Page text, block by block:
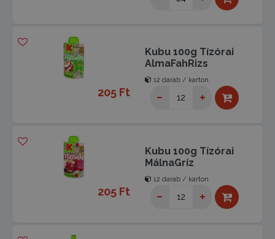
Kubu 100g Tízórai
AlmaFahRizs
12 darab / karton
205 Ft
Kubu 100g Tízórai
MálnaGríz
12 darab / karton
205 Ft